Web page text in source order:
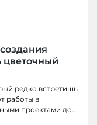
цветочный
редко встретишь
работы в
проектами до..